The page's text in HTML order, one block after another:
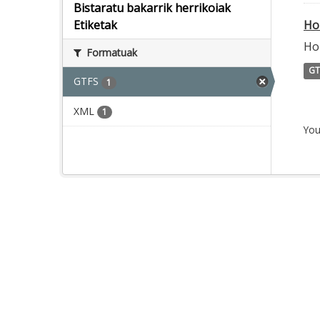
Bistaratu bakarrik herrikoiak
Etiketak
Formatuak
GTFS 1
XML 1